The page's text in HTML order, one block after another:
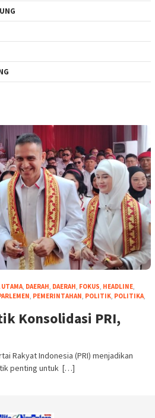
, DAERAH, DAERAH, FOKUS, HEADLINE,
, PEMERINTAHAN, POLITIK, POLITIKA,
Konsolidasi PRI,
Rakyat Indonesia (PRI) menjadikan
penting untuk […]